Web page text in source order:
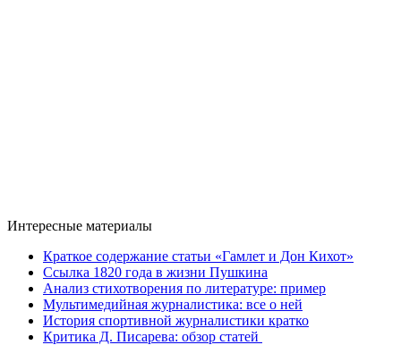
Интересные материалы
Краткое содержание статьи «Гамлет и Дон Кихот»
Ссылка 1820 года в жизни Пушкина
Анализ стихотворения по литературе: пример
Мультимедийная журналистика: все о ней
История спортивной журналистики кратко
Критика Д. Писарева: обзор статей